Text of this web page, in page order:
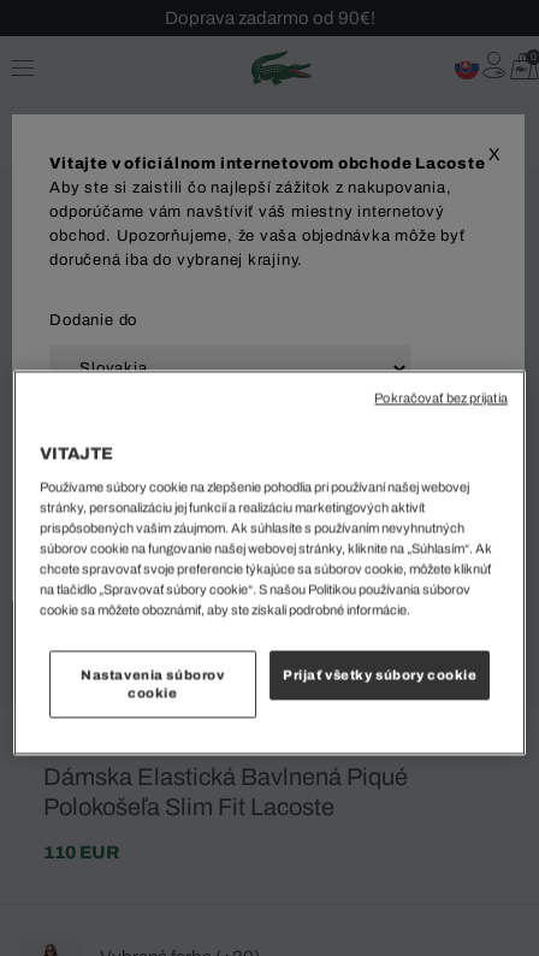
Doprava zadarmo od 90€!
Sezónny výpredaj až -40 %!
Bezplatné vrátenie!
0
Dámska Elastická Bavlnená Piqué
Polokošeľa Slim Fit Lacoste
110 EUR
X
Vitajte v oficiálnom internetovom obchode Lacoste
Aby ste si zaistili čo najlepší zážitok z nakupovania,
odporúčame vám navštíviť váš miestny internetový
obchod. Upozorňujeme, že vaša objednávka môže byť
doručená iba do vybranej krajiny.
Dodanie do
ZAČAŤ NAKUPOVAŤ
VITAJTE
Používame súbory cookie na zlepšenie pohodlia pri používaní našej webovej
stránky, personalizáciu jej funkcií a realizáciu marketingových aktivít
prispôsobených vašim záujmom. Ak súhlasíte s používaním nevyhnutných
súborov cookie na fungovanie našej webovej stránky, kliknite na „Súhlasím“. Ak
chcete spravovať svoje preferencie týkajúce sa súborov cookie, môžete kliknúť
na tlačidlo „Spravovať súbory cookie“. S našou Politikou používania súborov
cookie sa môžete oboznámiť, aby ste získali podrobné informácie.
Nastavenia súborov
cookie
Prijať všetky súbory cookie
Pokračovať bez prijatia